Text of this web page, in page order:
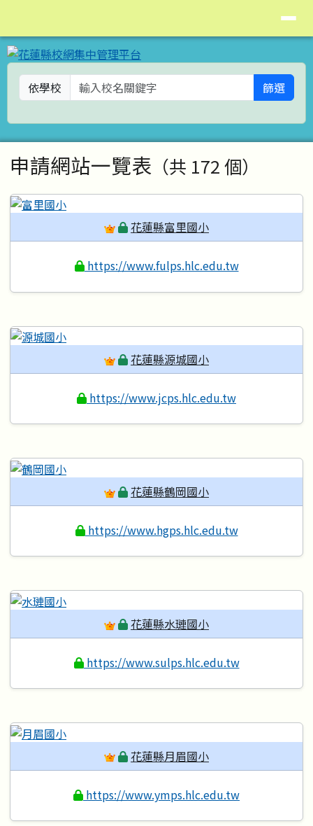
依學校 篩選
主內容區域
申請網站一覽表 （共 172 個）
花蓮縣富里國小
https://www.fulps.hlc.edu.tw
花蓮縣源城國小
https://www.jcps.hlc.edu.tw
花蓮縣鶴岡國小
https://www.hgps.hlc.edu.tw
花蓮縣水璉國小
https://www.sulps.hlc.edu.tw
花蓮縣月眉國小
https://www.ymps.hlc.edu.tw
頁尾區域